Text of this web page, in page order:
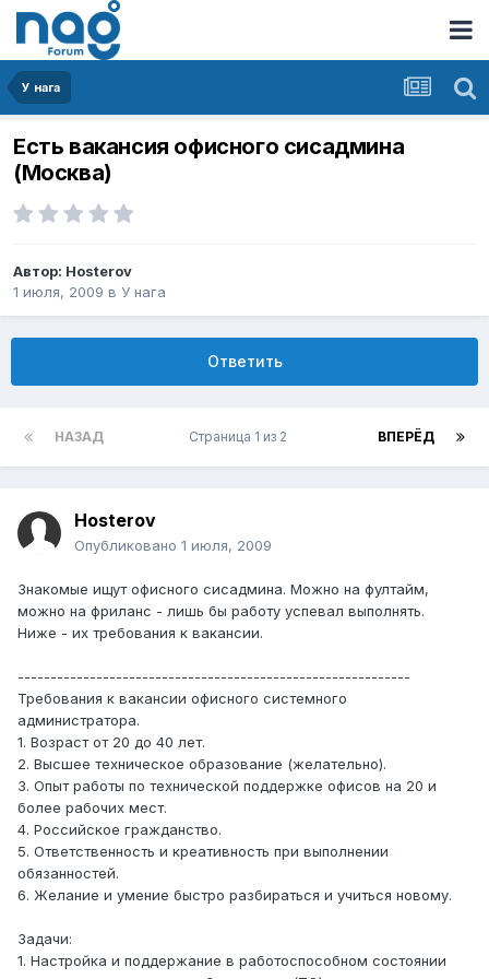
У нага
Есть вакансия офисного сисадмина
(Москва)
Автор: Hosterov
1 июля, 2009 в У нага
Ответить
НАЗАД ВПЕРЁД
Страница 1 из 2
Hosterov
Опубликовано 1 июля, 2009
Знакомые ищут офисного сисадмина. Можно на фултайм,
можно на фриланс - лишь бы работу успевал выполнять.
Ниже - их требования к вакансии.
------------------------------------------------------------
Требования к вакансии офисного системного
администратора.
1. Возраст от 20 до 40 лет.
2. Высшее техническое образование (желательно).
3. Опыт работы по технической поддержке офисов на 20 и
более рабочих мест.
4. Российское гражданство.
5. Ответственность и креативность при выполнении
обязанностей.
6. Желание и умение быстро разбираться и учиться новому.
Задачи:
1. Настройка и поддержание в работоспособном состоянии